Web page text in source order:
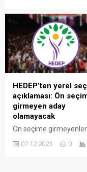
HEDEP’ten yerel
açıklaması: Ön
girmeyen aday
olamayacak
Ön seçime
aday olamayacağını
HEDEP Grup
07.12.2023 0